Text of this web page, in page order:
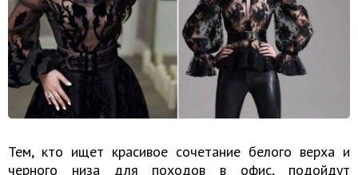
Тем, кто ищет красивое сочетание белого верха и
черного низа для походов в офис, подойдут